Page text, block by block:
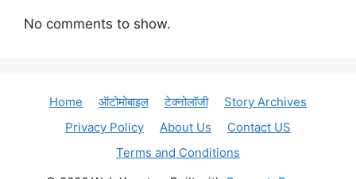
No comments to show.
Home ऑटोमोबाइल टेक्नोलॉजी
Story Archives
Privacy Policy
About Us
Contact US
Terms and Conditions